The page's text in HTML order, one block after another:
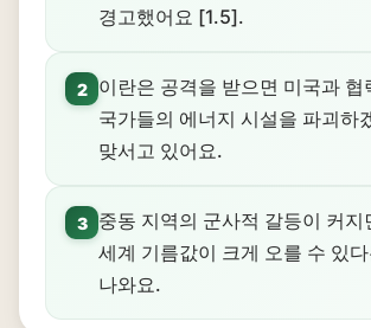
경고했어요 [1.5].
2
이란은 공격을 받으면 미국과 협
국가들의 에너지 시설을 파괴하
맞서고 있어요.
3
중동 지역의 군사적 갈등이 커지
세계 기름값이 크게 오를 수 있
나와요.